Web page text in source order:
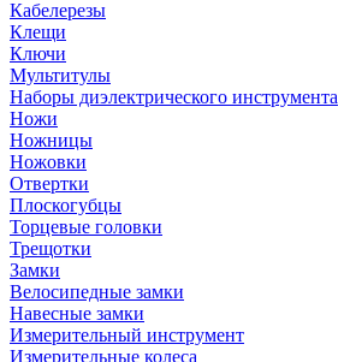
Кабелерезы
Клещи
Ключи
Мультитулы
Наборы диэлектрического инструмента
Ножи
Ножницы
Ножовки
Отвертки
Плоскогубцы
Торцевые головки
Трещотки
Замки
Велосипедные замки
Навесные замки
Измерительный инструмент
Измерительные колеса